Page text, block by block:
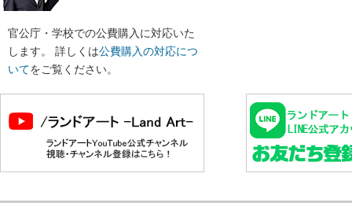
官公庁・学校での公費購入に対応いた
します。 詳しくは公費購入の対応につ
いてをご覧ください。